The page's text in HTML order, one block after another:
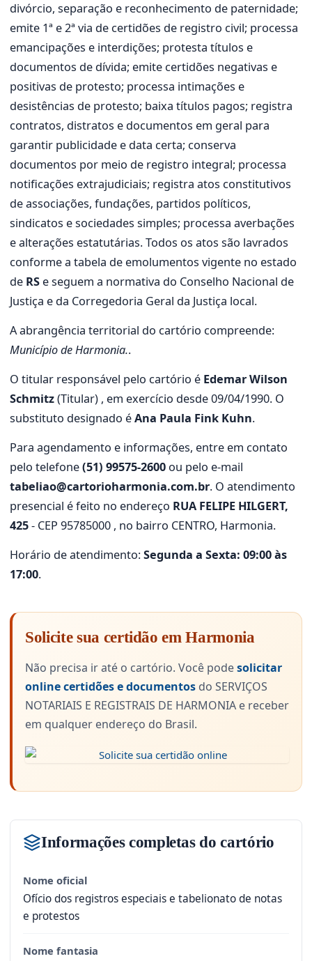
divórcio, separação e reconhecimento de paternidade;
emite 1ª e 2ª via de certidões de registro civil; processa
emancipações e interdições; protesta títulos e
documentos de dívida; emite certidões negativas e
positivas de protesto; processa intimações e
desistências de protesto; baixa títulos pagos; registra
contratos, distratos e documentos em geral para
garantir publicidade e data certa; conserva
documentos por meio de registro integral; processa
notificações extrajudiciais; registra atos constitutivos
de associações, fundações, partidos políticos,
sindicatos e sociedades simples; processa averbações
e alterações estatutárias. Todos os atos são lavrados
conforme a tabela de emolumentos vigente no estado
de RS e seguem a normativa do Conselho Nacional de
Justiça e da Corregedoria Geral da Justiça local.
A abrangência territorial do cartório compreende:
Município de Harmonia..
O titular responsável pelo cartório é Edemar Wilson
Schmitz(Titular) , em exercício desde 09/04/1990. O
substituto designado éAna Paula Fink Kuhn.
Para agendamento e informações, entre em contato
pelo telefone(51) 99575-2600 ou pelo e-mail
tabeliao@cartorioharmonia.com.br. O atendimento
presencial é feito no endereço RUA FELIPE HILGERT,
425- CEP 95785000 , no bairro CENTRO, Harmonia.
Horário de atendimento:Segunda a Sexta: 09:00 às
17:00.
Solicite sua certidão em Harmonia
Não precisa ir até o cartório. Você podesolicitar
online certidões e documentos do SERVIÇOS
NOTARIAIS E REGISTRAIS DE HARMONIA e receber
em qualquer endereço do Brasil.
Informações completas do cartório
Nome oficial
Ofício dos registros especiais e tabelionato de notas
e protestos
Nome fantasia